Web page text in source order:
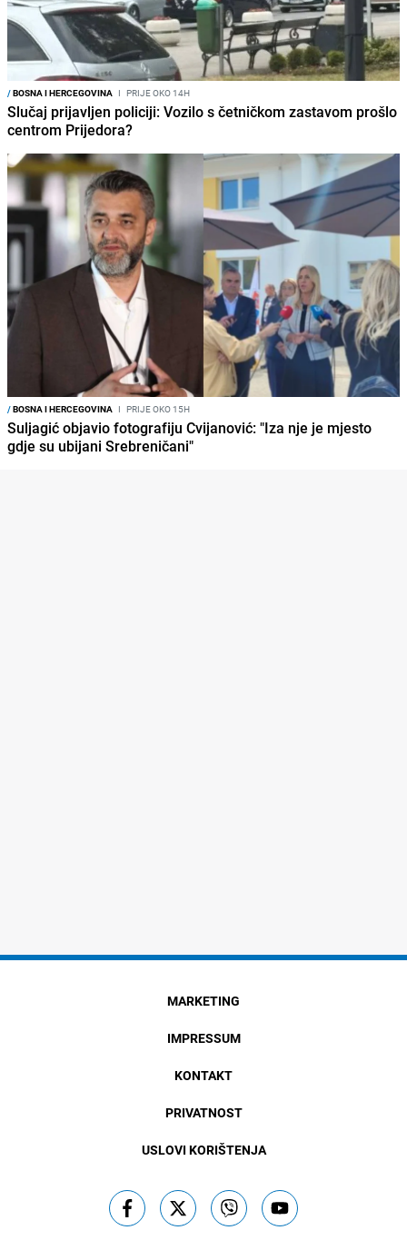
/BOSNA I HERCEGOVINA I PRIJE OKO 14H
Slučaj prijavljen policiji: Vozilo s četničkom zastavom prošlo
centrom Prijedora?
/BOSNA I HERCEGOVINA I PRIJE OKO 15H
Suljagić objavio fotografiju Cvijanović: "Iza nje je mjesto
gdje su ubijani Srebreničani"
MARKETING
IMPRESSUM
KONTAKT
PRIVATNOST
USLOVI KORIŠTENJA